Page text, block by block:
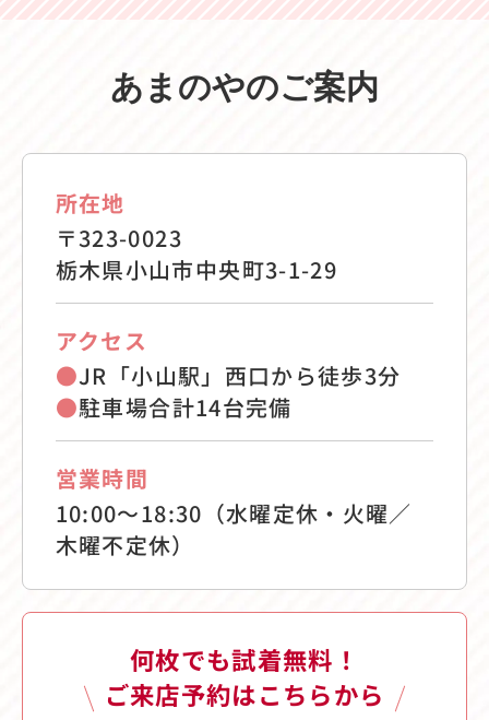
あまのやのご案内
所在地
〒323-0023
栃木県小山市中央町3-1-29
アクセス
●JR「小山駅」西口から徒歩3分
●駐車場合計14台完備
営業時間
10:00〜18:30（水曜定休・火曜／
木曜不定休）
何枚でも試着無料！
ご来店予約はこちらから